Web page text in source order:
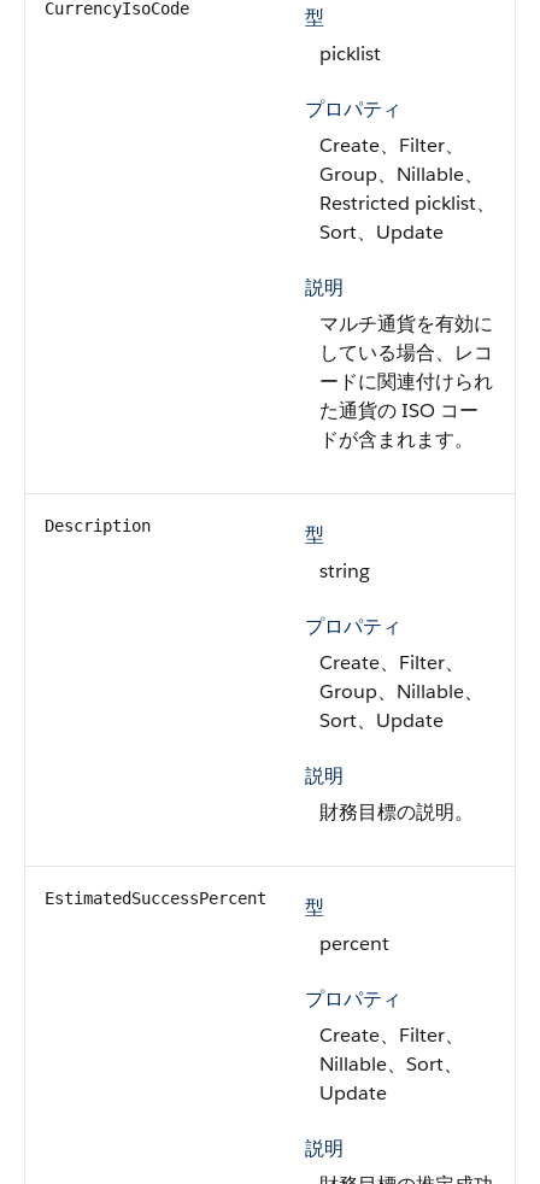
CurrencyIsoCode
型
picklist
プロパティ
Create、Filter、
Group、Nillable、
Restricted picklist、
Sort、Update
説明
マルチ通貨を有効に
している場合、レコ
ードに関連付けられ
た通貨の ISO コー
ドが含まれます。
Description
型
string
プロパティ
Create、Filter、
Group、Nillable、
Sort、Update
説明
財務目標の説明。
EstimatedSuccessPercent
型
percent
プロパティ
Create、Filter、
Nillable、Sort、
Update
説明